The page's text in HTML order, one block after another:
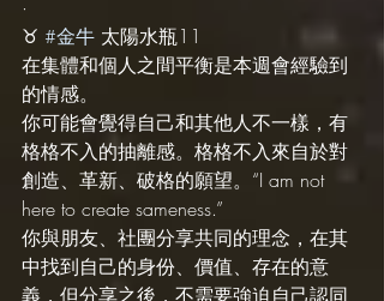
·
♉️ #金牛 太陽水瓶11
在集體和個人之間平衡是本週會經驗到
的情感。
你可能會覺得自己和其他人不一樣，有
格格不入的抽離感。格格不入來自於對
創造、革新、破格的願望。“I am not
here to create sameness.”
你與朋友、社團分享共同的理念，在其
中找到自己的身份、價值、存在的意
義，但分享之後，不需要強迫自己認同